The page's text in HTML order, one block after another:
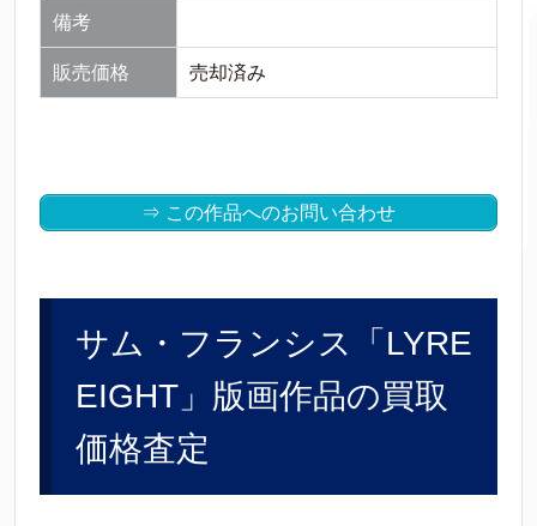
備考
販売価格 売却済み
⇒ この作品へのお問い合わせ
サム・フランシス「LYRE
EIGHT」版画作品の買取
価格査定